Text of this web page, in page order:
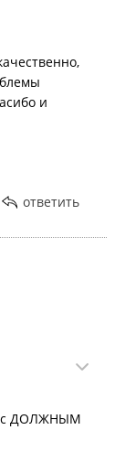
и
ответить
с ДОЛЖНЫМ